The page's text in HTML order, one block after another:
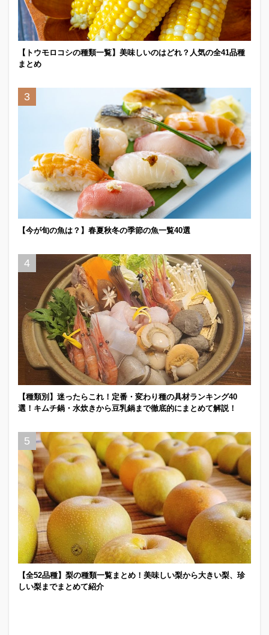
【トウモロコシの種類一覧】美味しいのはどれ？人気の全41品種
まとめ
【今が旬の魚は？】春夏秋冬の季節の魚一覧40選
【種類別】迷ったらこれ！定番・変わり種の具材ランキング40
選！キムチ鍋・水炊きから豆乳鍋まで徹底的にまとめて解説！
【全52品種】梨の種類一覧まとめ！美味しい梨から大きい梨、珍
しい梨までまとめて紹介